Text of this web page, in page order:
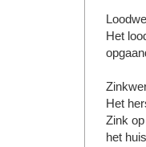
Het
Het
Zink
het